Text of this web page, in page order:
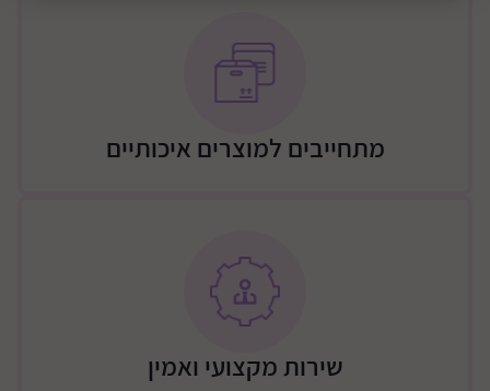
מתחייבים למוצרים איכותיים
שירות מקצועי ואמין